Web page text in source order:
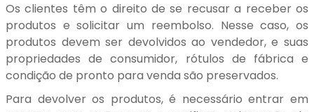
Os clientes têm o direito de se recusar a receber os
produtos e solicitar um reembolso. Nesse caso, os
produtos devem ser devolvidos ao vendedor, e suas
propriedades de consumidor, rótulos de fábrica e
condição de pronto para venda são preservados.
Para devolver os produtos, é necessário entrar em